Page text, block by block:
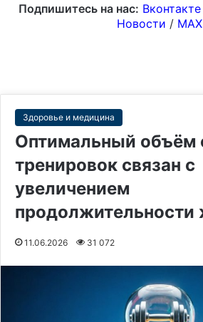
Подпишитесь на нас: Вконтакте
Новости / MAX